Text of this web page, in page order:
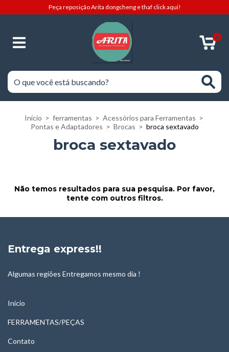
Peça reposição Arita dongcheng e thaf click aqui!
0
Início > ferramentas > Acessórios para Ferramentas >
Pontas e Adaptadores > Brocas > broca sextavado
broca sextavado
Não temos resultados para sua pesquisa. Por favor,
tente com outros filtros.
Entrega express!!
Algumas regiões Entregamos mesmo dia !
Início
FERRAMENTAS/PEÇAS
Contato